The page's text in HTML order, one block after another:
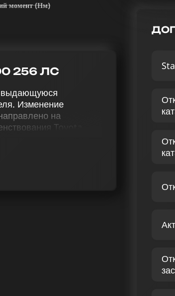
момент (Нм)
256 ЛС
выдающуюся
Изменение
на
Toyota
1 и stage 2),
деактивацию EGR,
ведет к лучшей